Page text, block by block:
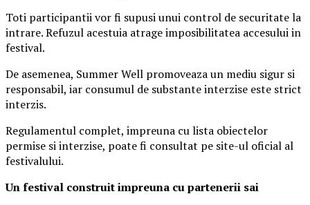
Toti participantii vor fi supusi unui control de securitate la
intrare. Refuzul acestuia atrage imposibilitatea accesului in
festival.
De asemenea, Summer Well promoveaza un mediu sigur si
responsabil, iar consumul de substante interzise este strict
interzis.
Regulamentul complet, impreuna cu lista obiectelor
permise si interzise, poate fi consultat pe site-ul oficial al
festivalului.
Un festival construitimpreuna cu partenerii sai